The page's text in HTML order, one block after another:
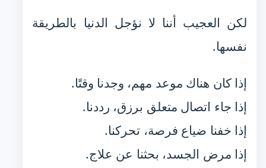
لكن العجيب أننا لا نؤجل الدنيا بالطريقة
نفسها.
إذا كان هناك موعد مهم، وجدنا وقتًا.
إذا جاء اتصال متعلق برزق، رددنا.
إذا خفنا ضياع فرصة، تحركنا.
إذا مرض الجسد، بحثنا عن علاج.